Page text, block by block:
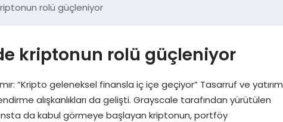
rolü güçleniyor
kriptonun rolü güçleniyor
“Kripto geleneksel finansla iç içe geçiyor” Tasarruf ve yatırım
alışkanlıkları da gelişti. Grayscale tarafından yürütülen
da kabul görmeye başlayan kriptonun, portföy